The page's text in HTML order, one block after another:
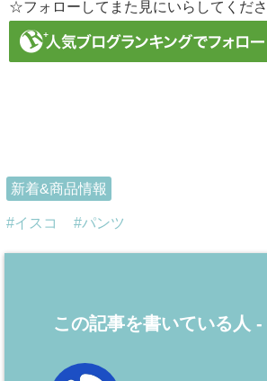
☆フォローしてまた見にいらしてくださ
新着&商品情報
イスコ パンツ
この記事を書いている人 -